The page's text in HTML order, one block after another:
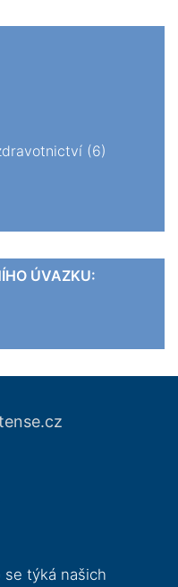
(6)
ÚVAZKU:
týká našich